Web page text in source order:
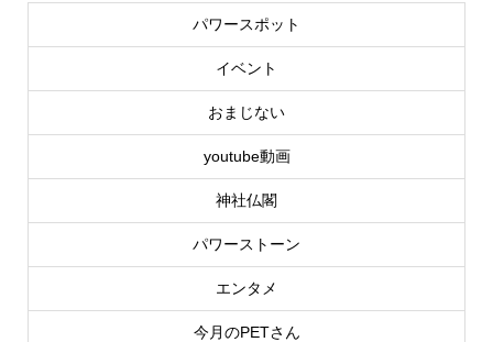
パワースポット
イベント
おまじない
youtube動画
神社仏閣
パワーストーン
エンタメ
今月のPETさん